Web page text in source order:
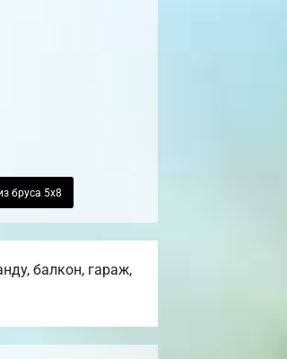
бруса 5х8
балкон, гараж,